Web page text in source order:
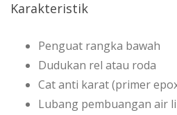
Karakteristik
Penguat rangka bawah
Dudukan rel atau roda
Cat anti karat (primer
Lubang pembuangan air